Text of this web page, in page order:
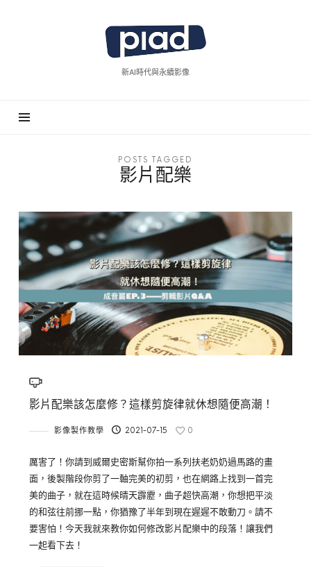
piad
拍
新AI時代與永續影像
POSTS TAGGED
影片配樂
影片配樂該怎麼修？這樣剪旋律就休想隨便高潮！
影像製作教學 2021-07-15 0
厲害了！你請到威爾史密斯幫你拍一系列扶老奶奶過馬路的畫
面，後製階段你剪了一軸完美的初剪，也在網路上找到一首完
美的曲子，就在這時候晴天霹靂，曲子超快高潮，你想把平淡
的和弦往前挪一點，你猶豫了半年到現在遲遲不敢動刀。請不
要害怕！今天我就來教你如何修改影片配樂中的段落！讓我們
一起看下去！